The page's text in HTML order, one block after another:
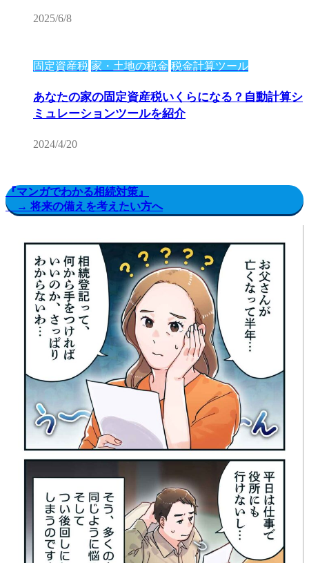
2025/6/8
固定資産税 家・土地の税金 税金計算ツール
あなたの家の固定資産税いくらになる？自動計算シ
ミュレーションツールを紹介
2024/4/20
『マンガでわかる相続対策』
→ 将来の備えを考えたい方へ